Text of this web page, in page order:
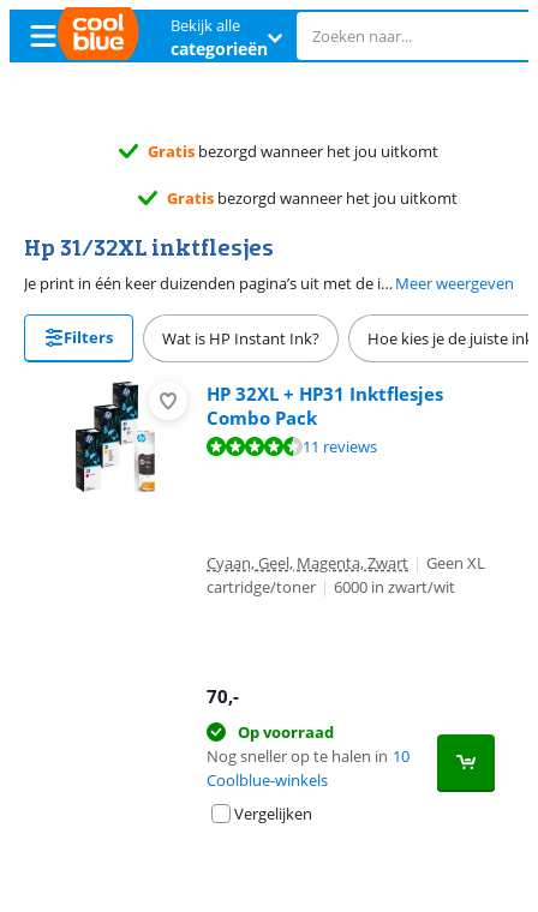
Bekijk alle
categorieën
Gratisruilen
Gratisruilen
Hp 31/32XL inktflesjes
Je print in één keer duizenden pagina’s uit met de inktflesjes van HP. Deze eenvoudig te recyclen flesjes bevatten originele HP inkt en door het morsbestendige navulsysteem schenk je de inkt gemakkelijk in de juiste tank. De HP 31 en HP 32 Hoge Capaciteits inktflesjes zijn geschikt voor printers in de HP Smart Tank en de HP Smart Tank Plus series. Controleer voor aanschaf goed of jouw printer ook geschikt is voor deze specifieke inkt lijn.Meer weergeven
Filters Wat is HP Instant Ink? Hoe kies je de juiste
HP 32XL + HP31 Inktflesjes
Combo Pack
Beoordeling is 9,2 van de 10, gebaseerd op 11 reviews.
11 reviews
Cyaan, Geel, Magenta, Zwart | Geen XL
cartridge/toner | 6000 in zwart/wit
70,-
Op voorraad
Nog sneller op te halen in 10
Coolblue-winkels
Vergelijken